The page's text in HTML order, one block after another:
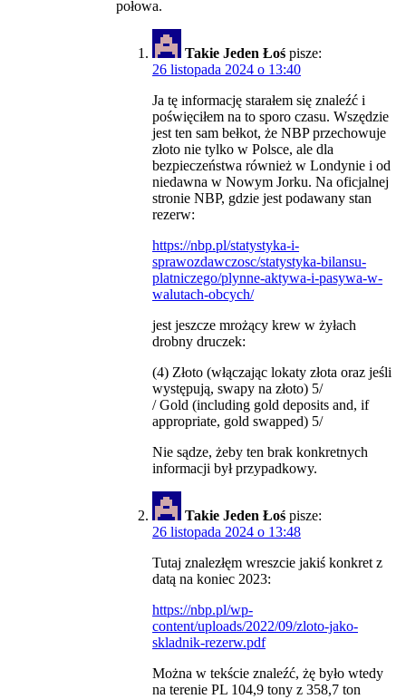
połowa.
Takie Jeden Łoś pisze:
26 listopada 2024 o 13:40
Ja tę informację starałem się znaleźć i
poświęciłem na to sporo czasu. Wszędzie
jest ten sam bełkot, że NBP przechowuje
złoto nie tylko w Polsce, ale dla
bezpieczeństwa również w Londynie i od
niedawna w Nowym Jorku. Na oficjalnej
stronie NBP, gdzie jest podawany stan
rezerw:
https://nbp.pl/statystyka-i-
sprawozdawczosc/statystyka-bilansu-
platniczego/plynne-aktywa-i-pasywa-w-
walutach-obcych/
jest jeszcze mrożący krew w żyłach
drobny druczek:
(4) Złoto (włączając lokaty złota oraz jeśli
występują, swapy na złoto) 5/
/ Gold (including gold deposits and, if
appropriate, gold swapped) 5/
Nie sądze, żeby ten brak konkretnych
informacji był przypadkowy.
Takie Jeden Łoś pisze:
26 listopada 2024 o 13:48
Tutaj znalezłęm wreszcie jakiś konkret z
datą na koniec 2023:
https://nbp.pl/wp-
content/uploads/2022/09/zloto-jako-
skladnik-rezerw.pdf
Można w tekście znaleźć, żę było wtedy
na terenie PL 104,9 tony z 358,7 ton